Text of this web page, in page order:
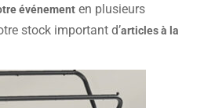
événement en plusieurs
stock important d’articles à la